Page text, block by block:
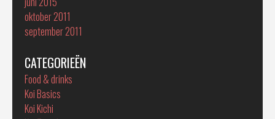
oktober 2011
september 2011
CATEGORIEËN
Food & drinks
Koi Basics
Koi Kichi